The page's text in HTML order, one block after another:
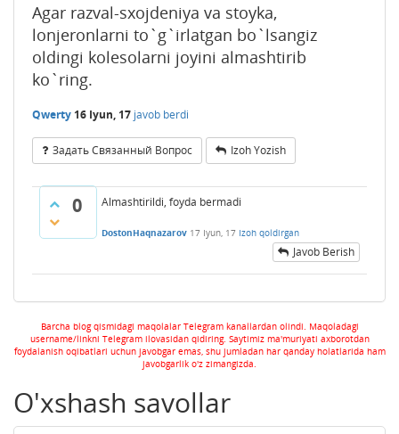
Agar razval-sxojdeniya va stoyka,
lonjeronlarni to`g`irlatgan bo`lsangiz
oldingi kolesolarni joyini almashtirib
ko`ring.
Qwerty 16 Iyun, 17 javob berdi
Задать Связанный Вопрос Izoh Yozish
0 Almashtirildi, foyda bermadi
DostonHaqnazarov 17 Iyun, 17 Izoh qoldirgan
Javob Berish
Barcha blog qismidagi maqolalar Telegram kanallardan olindi. Maqoladagi
username/linkni Telegram ilovasidan qidiring. Saytimiz ma'muriyati axborotdan
foydalanish oqibatlari uchun javobgar emas, shu jumladan har qanday holatlarida ham
javobgarlik o'z zimangizda.
O'xshash savollar